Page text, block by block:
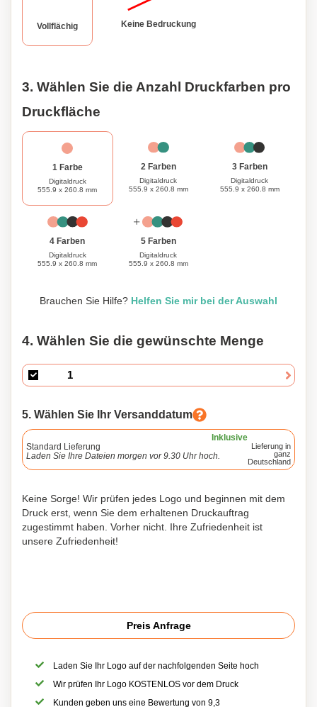
Vollflächig Keine Bedruckung
3. Wählen Sie die Anzahl Druckfarben pro
Druckfläche
1 Farbe
Digitaldruck
555.9 x 260.8 mm
2 Farben
Digitaldruck
555.9 x 260.8 mm
3 Farben
Digitaldruck
555.9 x 260.8 mm
4 Farben
Digitaldruck
555.9 x 260.8 mm
5 Farben
Digitaldruck
555.9 x 260.8 mm
Brauchen Sie Hilfe? Helfen Sie mir bei der Auswahl
4. Wählen Sie die gewünschte Menge
5. Wählen Sie Ihr Versanddatum
Inklusive
Standard Lieferung
Laden Sie Ihre Dateien morgen vor 9.30 Uhr hoch.
Lieferung in
ganz
Deutschland
Keine Sorge! Wir prüfen jedes Logo und beginnen mit dem
Druck erst, wenn Sie dem erhaltenen Druckauftrag
zugestimmt haben. Vorher nicht. Ihre Zufriedenheit ist
unsere Zufriedenheit!
Preis Anfrage
Laden Sie Ihr Logo auf der nachfolgenden Seite hoch
Wir prüfen Ihr Logo KOSTENLOS vor dem Druck
Kunden geben uns eine Bewertung von 9,3